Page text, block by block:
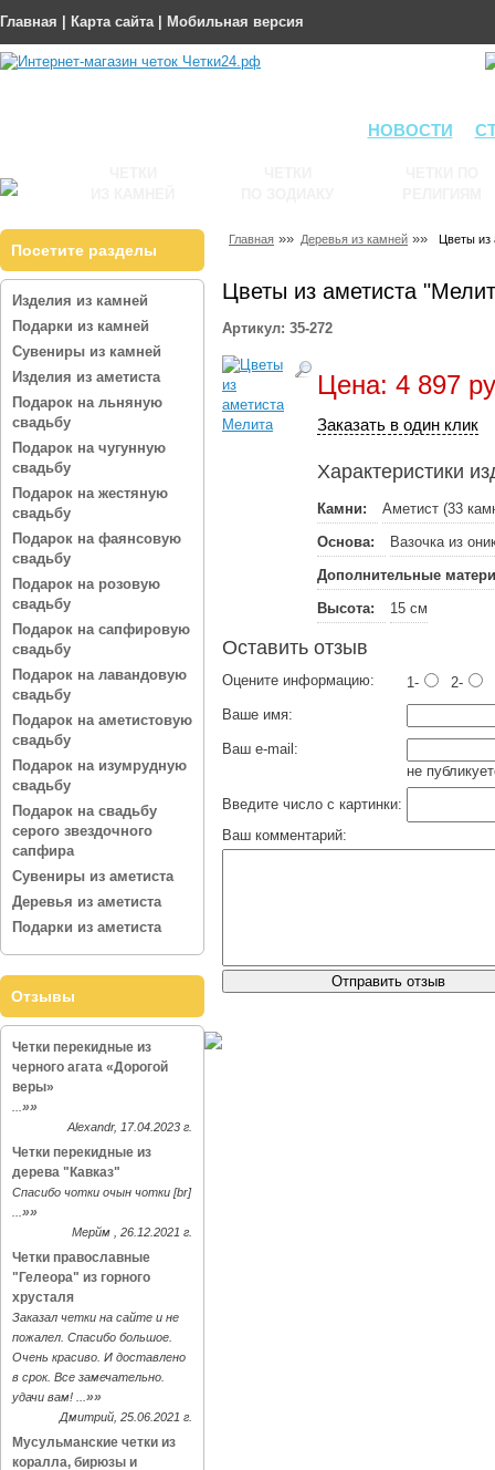
Главная Карта сайта| Мобильная версия
НОВОСТИ
Посетите разделы
Изделия из камней
Подарки из камней
Сувениры из камней
Изделия из аметиста
Подарок на льняную
свадьбу
Подарок на чугунную
свадьбу
Подарок на жестяную
свадьбу
Подарок на фаянсовую
свадьбу
Подарок на розовую
свадьбу
Подарок на сапфировую
свадьбу
Подарок на лавандовую
свадьбу
Подарок на аметистовую
свадьбу
Подарок на изумрудную
свадьбу
Подарок на свадьбу
серого звездочного
сапфира
Сувениры из аметиста
Деревья из аметиста
Подарки из аметиста
Отзывы
Четки перекидные из
черного агата «Дорогой
веры»
»»
Alexandr, 17.04.2023 г.
Четки перекидные из
дерева "Кавказ"
Спасибо чотки очын чотки [br]
»»
Мерйм , 26.12.2021 г.
Четки православные
"Гелеора" из горного
хрусталя
Заказал четки на сайте и не
пожалел. Спасибо большое.
Очень красиво. И доставлено
в срок. Все замечательно.
удачи вам! ... »»
Дмитрий, 25.06.2021 г.
Мусульманские четки из
коралла, бирюзы и
Главная »» Деревья из камней »» Цветы из
Цветы из аметиста
Артикул: 35-272
Цена: 4 897
Заказать в один клик
Характеристики
Камни:
Аметист (33
Основа:
Вазочка из
Дополнительные
Высота:
15 см
Оставить отзыв
Оцените информацию: 1- 2-
Ваше имя:
Ваш e-mail:
не
Введите число с картинки:
Ваш комментарий: